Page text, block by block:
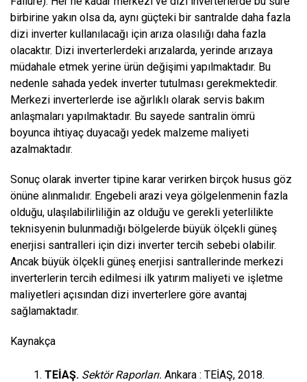
birbirine yakın olsa da, aynı güçteki bir santralde daha fazla
dizi inverter kullanılacağı için arıza olasılığı daha fazla
olacaktır. Dizi inverterlerdeki arızalarda, yerinde arızaya
müdahale etmek yerine ürün değişimi yapılmaktadır. Bu
nedenle sahada yedek inverter tutulması gerekmektedir.
Merkezi inverterlerde ise ağırlıklı olarak servis bakım
anlaşmaları yapılmaktadır. Bu sayede santralin ömrü
boyunca ihtiyaç duyacağı yedek malzeme maliyeti
azalmaktadır.
Sonuç olarak inverter tipine karar verirken birçok husus göz
önüne alınmalıdır. Engebeli arazi veya gölgelenmenin fazla
olduğu, ulaşılabilirliliğin az olduğu ve gerekli yeterlilikte
teknisyenin bulunmadığı bölgelerde büyük ölçekli güneş
enerjisi santralleri için dizi inverter tercih sebebi olabilir.
Ancak büyük ölçekli güneş enerjisi santrallerinde merkezi
inverterlerin tercih edilmesi ilk yatırım maliyeti ve işletme
maliyetleri açısından dizi inverterlere göre avantaj
sağlamaktadır.
Kaynakça
TEİAŞ. Sektör Raporları. Ankara : TEİAŞ, 2018.